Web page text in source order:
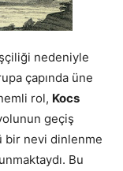
nedeniyle
çapında üne
rol, Kocs
geçiş
bir nevi dinlenme
Bu